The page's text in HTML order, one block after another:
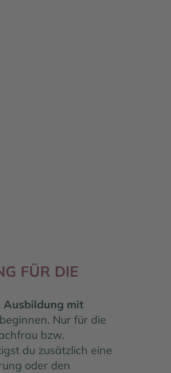
FÜR DIE
Ausbildung mit
beginnen. Nur für die
bzw.
du zusätzlich eine
oder den